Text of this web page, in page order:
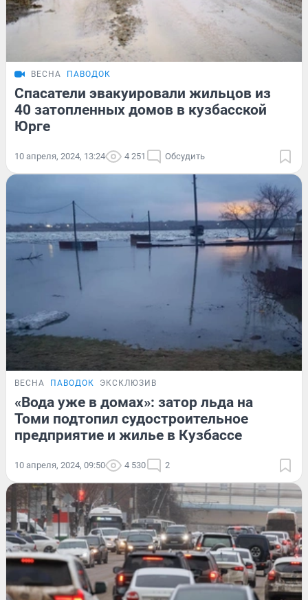
ВЕСНА ПАВОДОК
Спасатели эвакуировали жильцов из
40 затопленных домов в кузбасской
Юрге
10 апреля, 2024, 13:24 4 251 Обсудить
ВЕСНА ПАВОДОК ЭКСКЛЮЗИВ
«Вода уже в домах»: затор льда на
Томи подтопил судостроительное
предприятие и жилье в Кузбассе
10 апреля, 2024, 09:50 4 530 2